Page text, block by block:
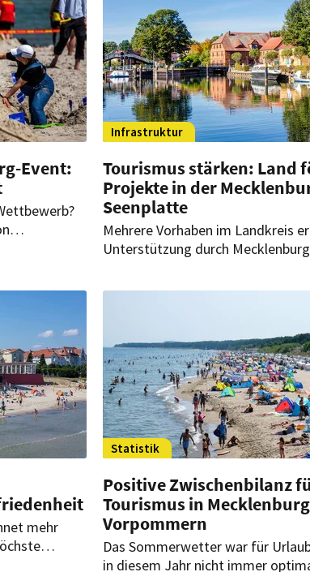
Event:
Infrastruktur
Tourismus stärken: Land
Projekte in der
Seenplatte
Mehrere Vorhaben im Landkreis
Unterstützung durch
Radwegeausbau und ein
mehr
Statistik
Positive Zwischenbilanz
Tourismus in
Vorpommern
Das Sommerwetter war für
in diesem Jahr nicht immer